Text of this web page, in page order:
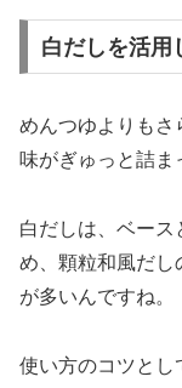
白だしを活用
めんつゆよりもさ
味がぎゅっと詰ま
白だしは、ベース
め、顆粒和風だし
が多いんですね。
使い方のコツとし